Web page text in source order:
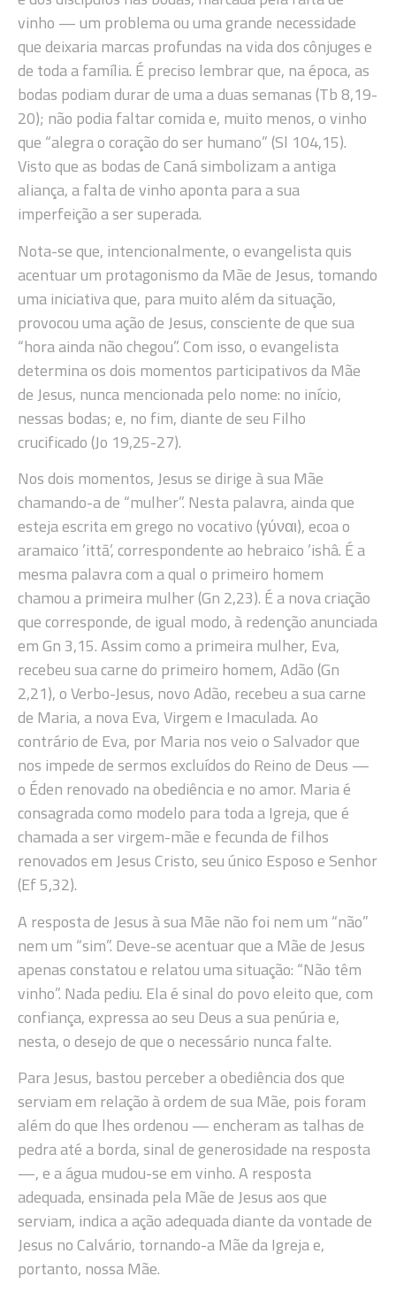
vinho — um problema ou uma grande necessidade
que deixaria marcas profundas na vida dos cônjuges e
de toda a família. É preciso lembrar que, na época, as
bodas podiam durar de uma a duas semanas (Tb 8,19-
20); não podia faltar comida e, muito menos, o vinho
que “alegra o coração do ser humano” (Sl 104,15).
Visto que as bodas de Caná simbolizam a antiga
aliança, a falta de vinho aponta para a sua
imperfeição a ser superada.
Nota-se que, intencionalmente, o evangelista quis
acentuar um protagonismo da Mãe de Jesus, tomando
uma iniciativa que, para muito além da situação,
provocou uma ação de Jesus, consciente de que sua
“hora ainda não chegou”. Com isso, o evangelista
determina os dois momentos participativos da Mãe
de Jesus, nunca mencionada pelo nome: no início,
nessas bodas; e, no fim, diante de seu Filho
crucificado (Jo 19,25-27).
Nos dois momentos, Jesus se dirige à sua Mãe
chamando-a de “mulher”. Nesta palavra, ainda que
esteja escrita em grego no vocativo (γύναι), ecoa o
aramaico ’ittā’, correspondente ao hebraico ’ishâ. É a
mesma palavra com a qual o primeiro homem
chamou a primeira mulher (Gn 2,23). É a nova criação
que corresponde, de igual modo, à redenção anunciada
em Gn 3,15. Assim como a primeira mulher, Eva,
recebeu sua carne do primeiro homem, Adão (Gn
2,21), o Verbo-Jesus, novo Adão, recebeu a sua carne
de Maria, a nova Eva, Virgem e Imaculada. Ao
contrário de Eva, por Maria nos veio o Salvador que
nos impede de sermos excluídos do Reino de Deus —
o Éden renovado na obediência e no amor. Maria é
consagrada como modelo para toda a Igreja, que é
chamada a ser virgem-mãe e fecunda de filhos
renovados em Jesus Cristo, seu único Esposo e Senhor
(Ef 5,32).
A resposta de Jesus à sua Mãe não foi nem um “não”
nem um “sim”. Deve-se acentuar que a Mãe de Jesus
apenas constatou e relatou uma situação: “Não têm
vinho”. Nada pediu. Ela é sinal do povo eleito que, com
confiança, expressa ao seu Deus a sua penúria e,
nesta, o desejo de que o necessário nunca falte.
Para Jesus, bastou perceber a obediência dos que
serviam em relação à ordem de sua Mãe, pois foram
além do que lhes ordenou — encheram as talhas de
pedra até a borda, sinal de generosidade na resposta
—, e a água mudou-se em vinho. A resposta
adequada, ensinada pela Mãe de Jesus aos que
serviam, indica a ação adequada diante da vontade de
Jesus no Calvário, tornando-a Mãe da Igreja e,
portanto, nossa Mãe.